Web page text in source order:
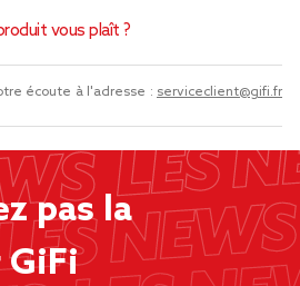
vous plaît ?
écoute à l'adresse : serviceclient@gifi.fr
pas la